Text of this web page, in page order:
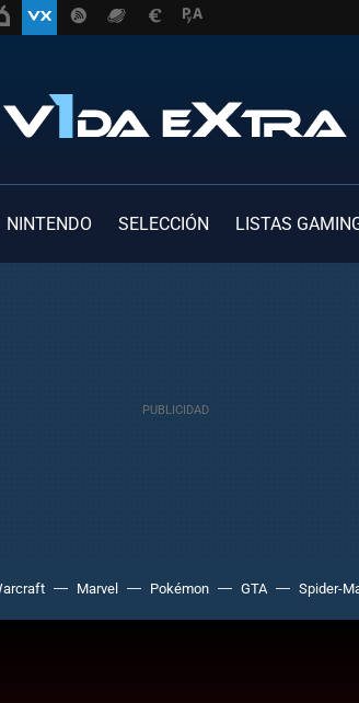
NINTENDO SELECCIÓN LISTAS
Marvel Pokémon GTA Spider-